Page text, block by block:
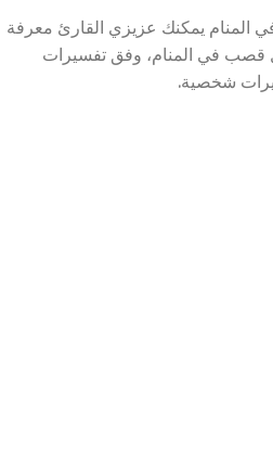
المنام يمكنك عزيزي القارئ معرفة
قصب في المنام، وفق تفسيرات
شخصية.